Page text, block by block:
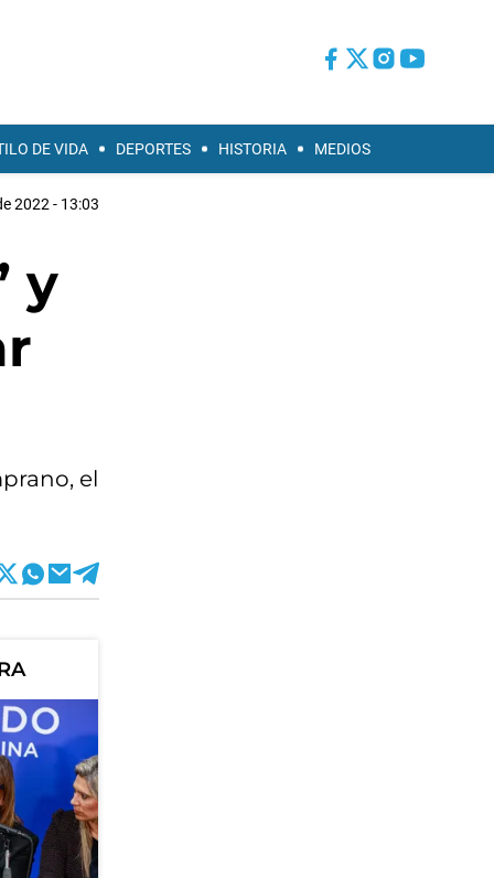
DE VIDA DEPORTES HISTORIA MEDIOS
2022 - 13:03
y
el